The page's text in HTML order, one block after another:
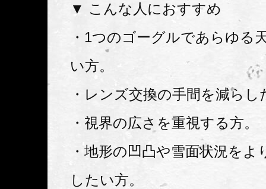
▼ こんな人におすすめ
・1つのゴーグルであらゆる
い方。
・レンズ交換の手間を減らし
・視界の広さを重視する方。
・地形の凹凸や雪面状況をよ
したい方。